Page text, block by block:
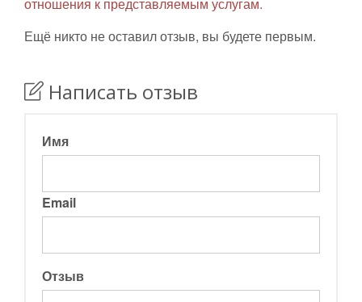
Ещё никто не оставил отзыв, вы будете первым.
Написать отзыв
Имя
Email
Отзыв